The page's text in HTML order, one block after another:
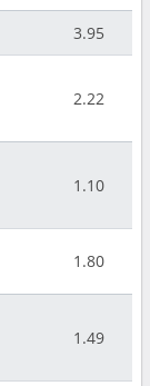
3.95
2.22
1.10
1.80
1.49